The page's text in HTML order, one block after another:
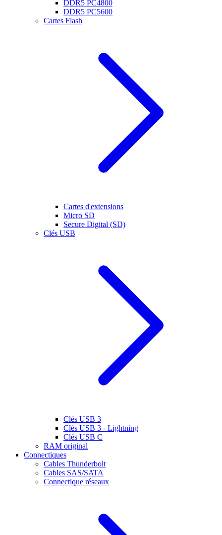
DDR5 PC4800
DDR5 PC5600
Cartes Flash
Cartes d'extensions
Micro SD
Secure Digital (SD)
Clés USB
Clés USB 3
Clés USB 3 - Lightning
Clés USB C
RAM original
Connectiques
Cables Thunderbolt
Cables SAS/SATA
Connectique réseaux